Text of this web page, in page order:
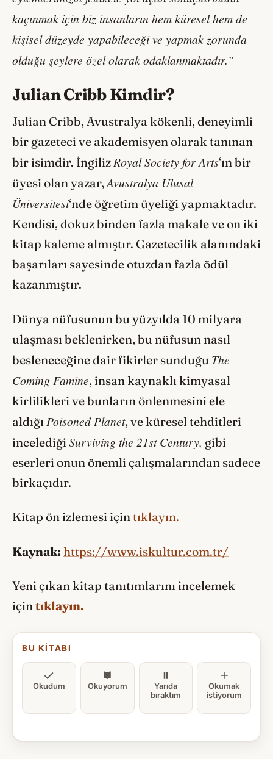
kaçınmak için biz insanların hem küresel hem de
kişisel düzeyde yapabileceği ve yapmak zorunda
olduğu şeylere özel olarak odaklanmaktadır.”
Julian Cribb Kimdir?
Julian Cribb, Avustralya kökenli, deneyimli
bir gazeteci ve akademisyen olarak tanınan
bir isimdir. İngiliz Royal Society for Arts‘ın bir
üyesi olan yazar,Avustralya Ulusal
Üniversitesi‘nde öğretim üyeliği yapmaktadır.
Kendisi, dokuz binden fazla makale ve on iki
kitap kaleme almıştır. Gazetecilik alanındaki
başarıları sayesinde otuzdan fazla ödül
kazanmıştır.
Dünya nüfusunun bu yüzyılda 10 milyara
ulaşması beklenirken, bu nüfusun nasıl
besleneceğine dair fikirler sunduğu The
Coming Famine, insan kaynaklı kimyasal
kirlilikleri ve bunların önlenmesini ele
aldığı Poisoned Planet, ve küresel tehditleri
incelediği Surviving the 21st Century, gibi
eserleri onun önemli çalışmalarından sadece
birkaçıdır.
Kitap ön izlemesi içintıklayın.
Kaynak: https://www.iskultur.com.tr/
Yeni çıkan kitap tanıtımlarını incelemek
içintıklayın.
BU KITABI
Okudum Okuyorum
Yarıda
bıraktım
Okumak
istiyorum